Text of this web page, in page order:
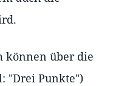
können über die
"Drei Punkte")